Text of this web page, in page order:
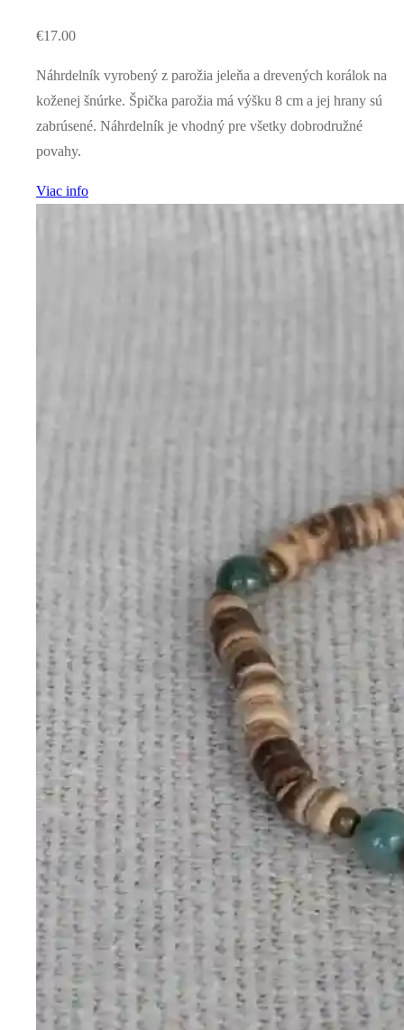
€17.00
Náhrdelník vyrobený z parožia jeleňa a drevených korálok na
koženej šnúrke. Špička parožia má výšku 8 cm a jej hrany sú
zabrúsené. Náhrdelník je vhodný pre všetky dobrodružné
povahy.
Viac info